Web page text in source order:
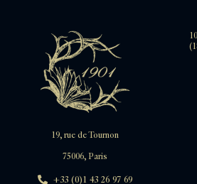
19, rue de Tournon
75006, Paris
+33 (0)1 43 26 97 69